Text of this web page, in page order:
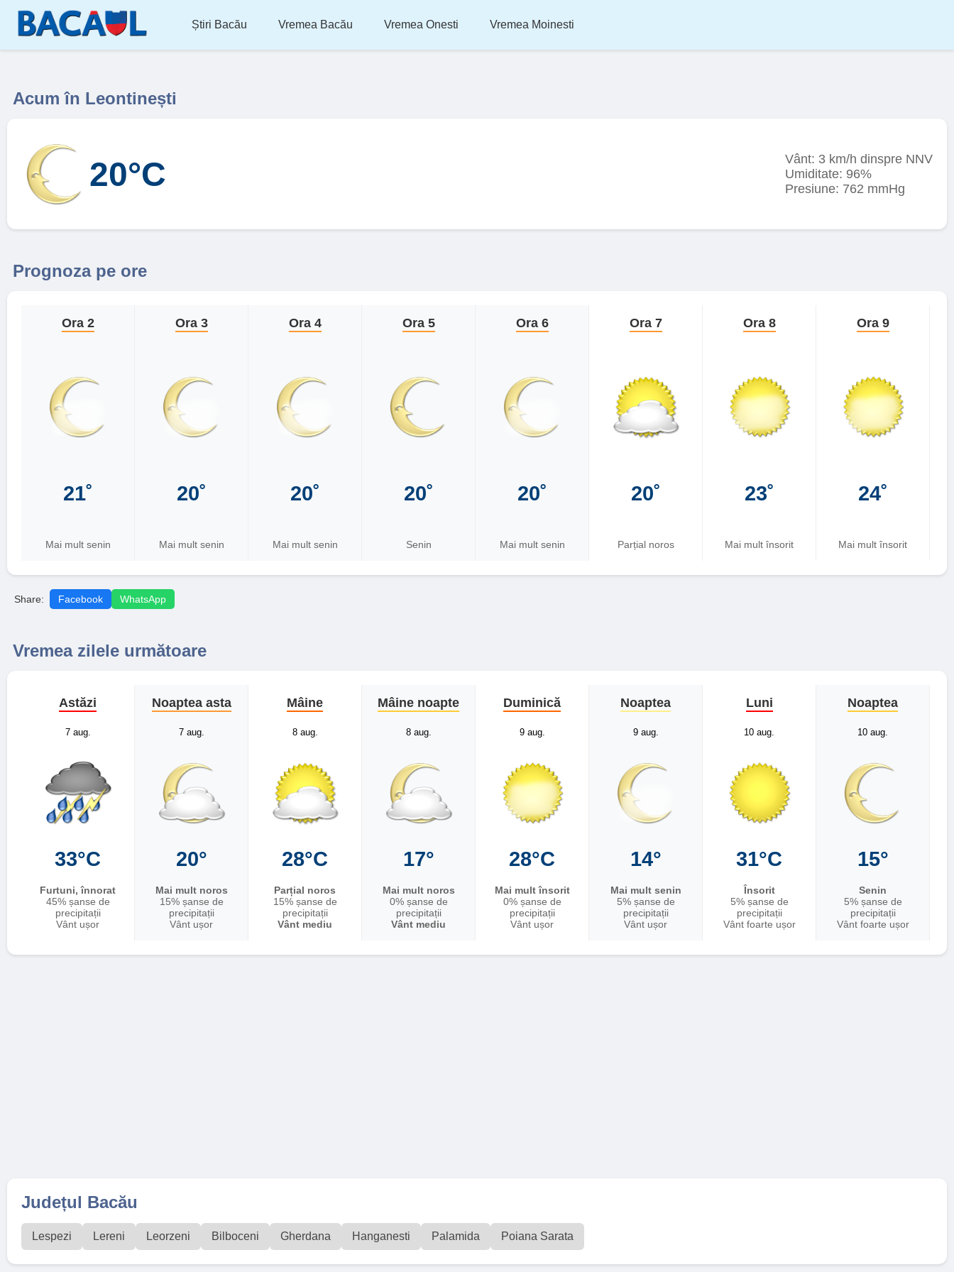
Știri Bacău Vremea Bacău Vremea Onesti Vremea Moinesti
Acum în Leontinești
20°C
Vânt: 3 km/h dinspre NNV
Umiditate: 96%
Presiune: 762 mmHg
Prognoza pe ore
Ora 2
21˚
Mai mult senin
Ora 3
20˚
Mai mult senin
Ora 4
20˚
Mai mult senin
Ora 5
20˚
Senin
Ora 6
20˚
Mai mult senin
Ora 7
20˚
Parțial noros
Ora 8
23˚
Mai mult însorit
Ora 9
24˚
Mai mult însorit
Share: Facebook WhatsApp
Vremea zilele următoare
Astăzi
7 aug.
33°C
Furtuni, înnorat
45% șanse de
precipitații
Vânt ușor
Noaptea asta
7 aug.
20°
Mai mult noros
15% șanse de
precipitații
Vânt ușor
Mâine
8 aug.
28°C
Parțial noros
15% șanse de
precipitații
Vânt mediu
Mâine noapte
8 aug.
17°
Mai mult noros
0% șanse de
precipitații
Vânt mediu
Duminică
9 aug.
28°C
Mai mult însorit
0% șanse de
precipitații
Vânt ușor
Noaptea
9 aug.
14°
Mai mult senin
5% șanse de
precipitații
Vânt ușor
Luni
10 aug.
31°C
Însorit
5% șanse de
precipitații
Vânt foarte ușor
Noaptea
10 aug.
15°
Senin
5% șanse de
precipitații
Vânt foarte ușor
Județul Bacău
Lespezi Lereni Leorzeni Bilboceni Gherdana Hanganesti Palamida Poiana Sarata